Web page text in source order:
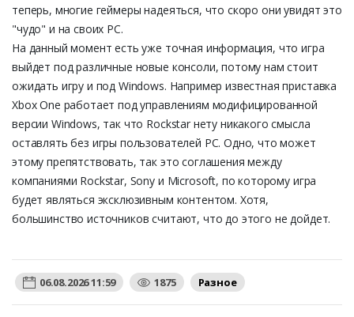
теперь, многие геймеры надеяться, что скоро они увидят это
"чудо" и на своих PC.
На данный момент есть уже точная информация, что игра
выйдет под различные новые консоли, потому нам стоит
ожидать игру и под Windows. Например известная приставка
Xbox One работает под управлениям модифицированной
версии Windows, так что Rockstar нету никакого смысла
оставлять без игры пользователей PC. Одно, что может
этому препятствовать, так это соглашения между
компаниями Rockstar, Sony и Microsoft, по которому игра
будет являться эксклюзивным контентом. Хотя,
большинство источников считают, что до этого не дойдет.
06.08.2026 11:59 1875 Разное